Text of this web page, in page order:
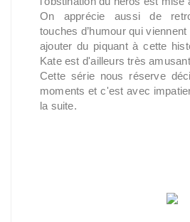
On apprécie aussi de
touches d’humour qui
ajouter du piquant à cette
Kate est d'ailleurs très
Cette série nous réserve
moments et c'est avec
la suite.